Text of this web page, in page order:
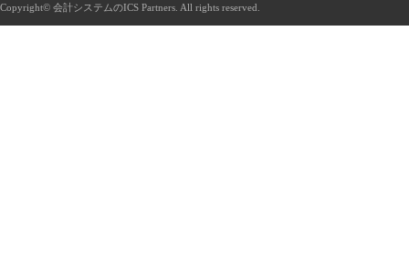
Copyright© 会計システムのICS Partners. All rights reserved.